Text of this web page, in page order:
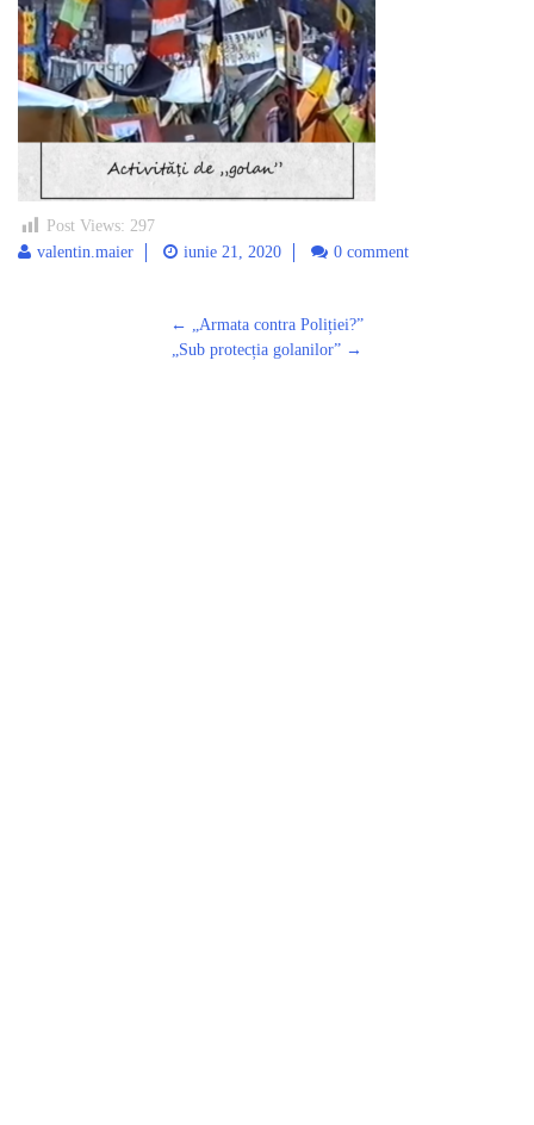
Post Views: 297
valentin.maier
iunie 21, 2020 0 comment
←
„Armata contra Poliției?”
„Sub protecția golanilor” →